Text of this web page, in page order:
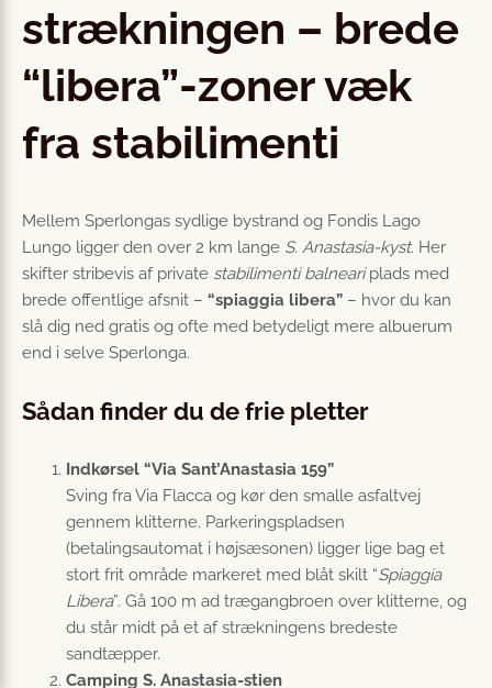
strækningen – brede
“libera”-zoner væk
fra stabilimenti
Mellem Sperlongas sydlige bystrand og Fondis Lago
Lungo ligger den over 2 km lange S. Anastasia-kyst. Her
skifter stribevis af private stabilimenti balneariplads med
brede offentlige afsnit – “spiaggia libera” – hvor du kan
slå dig ned gratis og ofte med betydeligt mere albuerum
end i selve Sperlonga.
Sådan finder du de frie pletter
Indkørsel “Via Sant’Anastasia 159”
Sving fra Via Flacca og kør den smalle asfaltvej
gennem klitterne. Parkeringspladsen
(betalingsautomat i højsæsonen) ligger lige bag et
stort frit område markeret med blåt skilt “Spiaggia
Libera”. Gå 100 m ad trægangbroen over klitterne, og
du står midt på et af strækningens bredeste
sandtæpper.
Camping S. Anastasia-stien